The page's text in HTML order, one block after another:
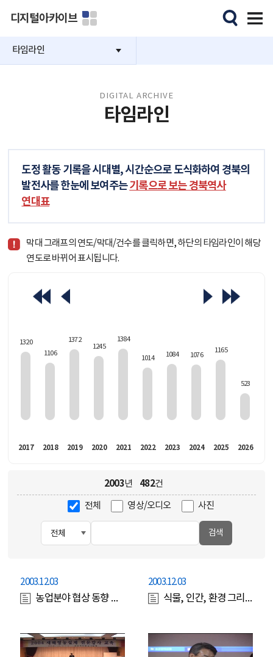
디지털아카이브
타임라인
DIGITAL ARCHIVE
타임라인
도정 활동 기록을 시대별, 시간순으로 도식화하여 경북의
발전사를 한눈에 보여주는기록으로 보는 경북역사
연대표
막대 그래프의 연도/막대/건수를 클릭하면, 하단의 타임라인이 해당
연도로 바뀌어 표시됩니다.
1320
2017
1106
2018
1372
2019
1245
2020
1384
2021
1014
2022
1084
2023
1076
2024
1165
2025
523
2026
2003년 482건
전체 영상/오디오 사진
검색
2003.12.03
농업분야 협상 동향 및 향후 대책에 대한 전문강사교육
2003.12.03
식물, 인간, 환경 그리고 원예치료